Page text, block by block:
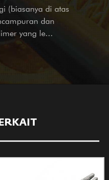
Anda dengan layanan
perhatian.
material dan
(biasanya di atas
dan
yang le...